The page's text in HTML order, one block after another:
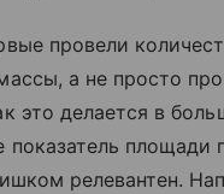
провели
а не просто
это делается в
показатель площади
релевантен.